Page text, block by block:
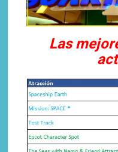
Las